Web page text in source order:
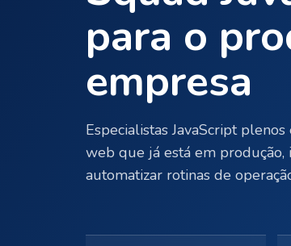
para o
empresa
Especialistas JavaScript
web que já está em produção,
automatizar rotinas de